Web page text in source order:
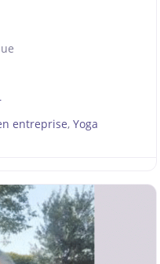
entreprise, Yoga